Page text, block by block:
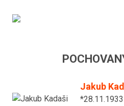
Jakub